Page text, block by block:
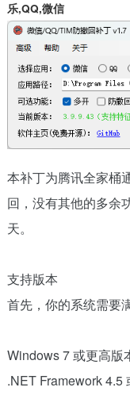
乐,QQ,微信
本补丁为腾讯全家桶
回，没有其他的多余
天。
支持版本
首先，你的系统需要
Windows 7 或更高版
.NET Framework 4.5